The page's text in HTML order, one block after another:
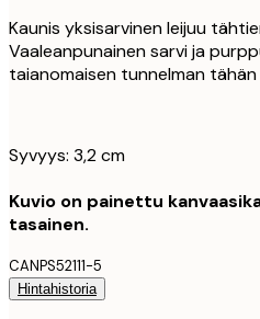
Kaunis yksisarvinen leijuu
Vaaleanpunainen sarvi ja
taianomaisen tunnelman
Syvyys: 3,2 cm
Kuvio on painettu
tasainen.
CANPS52111-5
Hintahistoria